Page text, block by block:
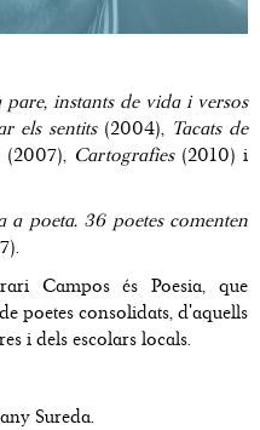
instants de vida i versos
els sentits (2004), Tacats de
(2007), Cartografies (2010) i
a poeta. 36 poetes comenten
Campos és Poesia, que
poetes consolidats, d'aquells
i dels escolars locals.
Sureda.